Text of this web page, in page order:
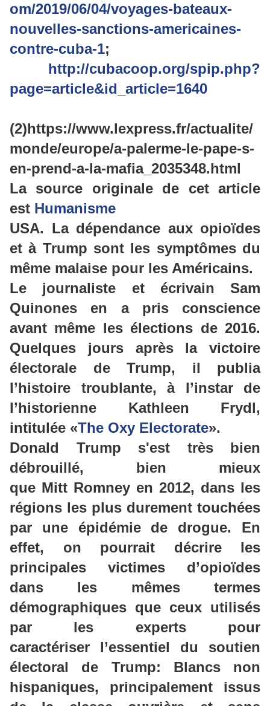
om/2019/06/04/voyages-bateaux-
nouvelles-sanctions-americaines-
contre-cuba-1;
http://cubacoop.org/spip.php?
page=article&id_article=1640
(2)https://www.lexpress.fr/actualite/
monde/europe/a-palerme-le-pape-s-
en-prend-a-la-mafia_2035348.html
La source originale de cet article
est Humanisme
USA. La dépendance aux opioïdes
et à Trump sont les symptômes du
même malaise pour les Américains.
Le journaliste et écrivain Sam
Quinones en a pris conscience
avant même les élections de 2016.
Quelques jours après la victoire
électorale de Trump, il publia
l’histoire troublante, à l’instar de
l’historienne Kathleen Frydl,
intitulée «The Oxy Electorate».
Donald Trump s'est très bien
débrouillé, bien mieux
que Mitt Romney en 2012, dans les
régions les plus durement touchées
par une épidémie de drogue. En
effet, on pourrait décrire les
principales victimes d’opioïdes
dans les mêmes termes
démographiques que ceux utilisés
par les experts pour
caractériser l’essentiel du soutien
électoral de Trump: Blancs non
hispaniques, principalement issus